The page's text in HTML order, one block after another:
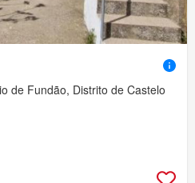
de Fundão, Distrito de Castelo